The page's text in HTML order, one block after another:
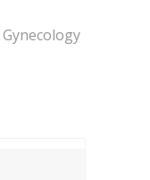
Gynecology